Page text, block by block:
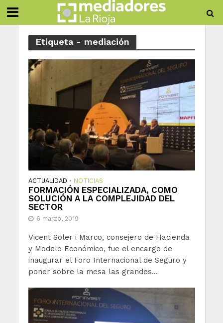
Etiqueta - mediación
ACTUALIDAD • NOTICIAS
FORMACIÓN ESPECIALIZADA, COMO
SOLUCIÓN A LA COMPLEJIDAD DEL
SECTOR
6 marzo, 2019
Vicent Soler i Marco, consejero de Hacienda
y Modelo Económico, fue el encargo de
inaugurar el Foro Internacional de Seguro y
poner sobre la mesa las grandes...